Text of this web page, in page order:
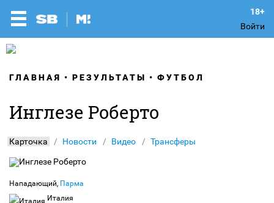
Войти
ГЛАВНАЯ РЕЗУЛЬТАТЫ ФУТБОЛ
Инглезе Роберто
Карточка Новости Видео Трансферы
Нападающий, Парма
Италия